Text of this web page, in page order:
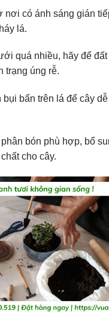
nơi có ánh sáng gián
lá.
quá nhiều, hãy để
trạng úng rễ.
bụi bẩn trên lá để cây
bón phù hợp, bổ
cho cây.